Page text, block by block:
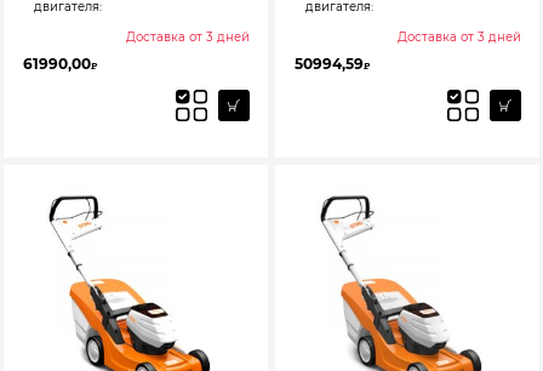
двигателя:
Доставка от 3 дней
61990,00₽
двигателя:
Доставка от 3 дней
50994,59₽